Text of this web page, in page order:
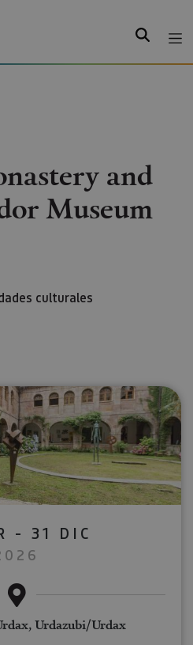
Search
and
Museum
culturales
- 31 DIC
Urdazubi/Urdax